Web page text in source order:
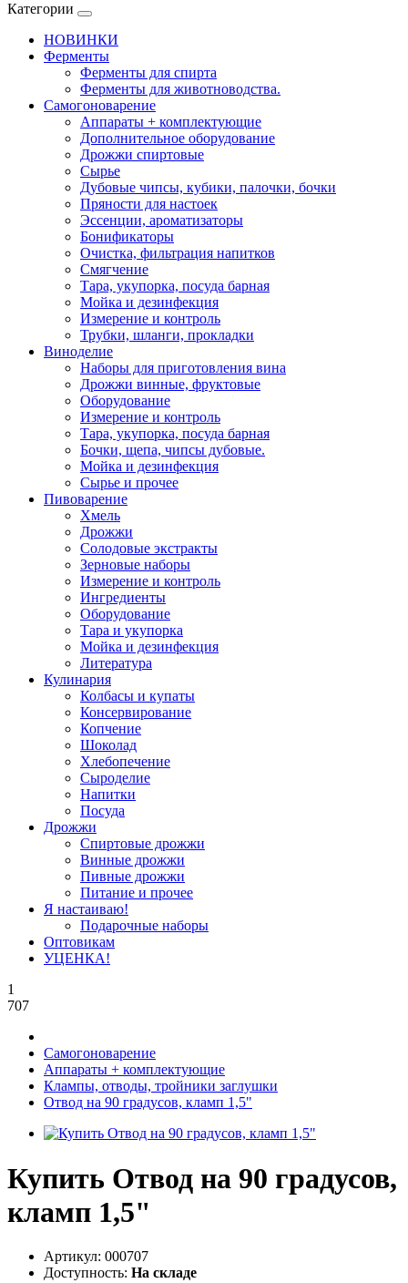
Категории
НОВИНКИ
Ферменты
Ферменты для спирта
Ферменты для животноводства.
Самогоноварение
Аппараты + комплектующие
Дополнительное оборудование
Дрожжи спиртовые
Сырье
Дубовые чипсы, кубики, палочки, бочки
Пряности для настоек
Эссенции, ароматизаторы
Бонификаторы
Очистка, фильтрация напитков
Смягчение
Тара, укупорка, посуда барная
Мойка и дезинфекция
Измерение и контроль
Трубки, шланги, прокладки
Виноделие
Наборы для приготовления вина
Дрожжи винные, фруктовые
Оборудование
Измерение и контроль
Тара, укупорка, посуда барная
Бочки, щепа, чипсы дубовые.
Мойка и дезинфекция
Сырье и прочее
Пивоварение
Хмель
Дрожжи
Солодовые экстракты
Зерновые наборы
Измерение и контроль
Ингредиенты
Оборудование
Тара и укупорка
Мойка и дезинфекция
Литература
Кулинария
Колбасы и купаты
Консервирование
Копчение
Шоколад
Хлебопечение
Сыроделие
Напитки
Посуда
Дрожжи
Спиртовые дрожжи
Винные дрожжи
Пивные дрожжи
Питание и прочее
Я настаиваю!
Подарочные наборы
Оптовикам
УЦЕНКА!
1
707
Самогоноварение
Аппараты + комплектующие
Клампы, отводы, тройники заглушки
Отвод на 90 градусов, кламп 1,5"
Купить Отвод на 90 градусов,
кламп 1,5"
Артикул: 000707
Доступность: На складе